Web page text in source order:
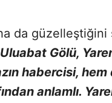
da güzelleştiğini
Gölü,
habercisi,
anlamlı.